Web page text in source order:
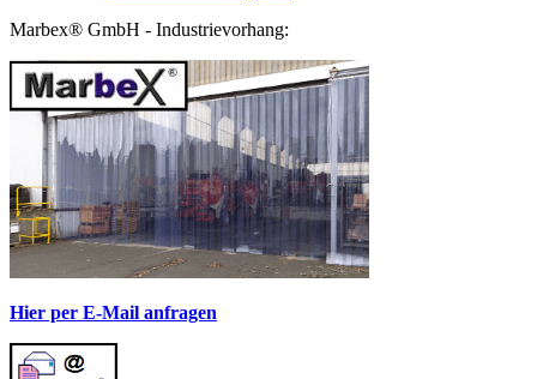
Marbex® GmbH - Industrievorhang:
Hier per E-Mail anfragen